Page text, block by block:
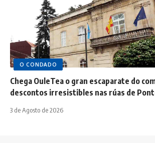
O CONDADO
Chega OuleTea o gran escaparate do
descontos irresistibles nas rúas de
3 de Agosto de 2026